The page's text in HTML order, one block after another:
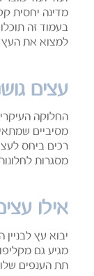
מדינה יחסית
בעמוד זה
למצוא את העץ
עצים
החלוקה
מסיביים
רכים ביחס
מסגרות
אילו
יבוא עץ
מגיע גם
תת הענפים